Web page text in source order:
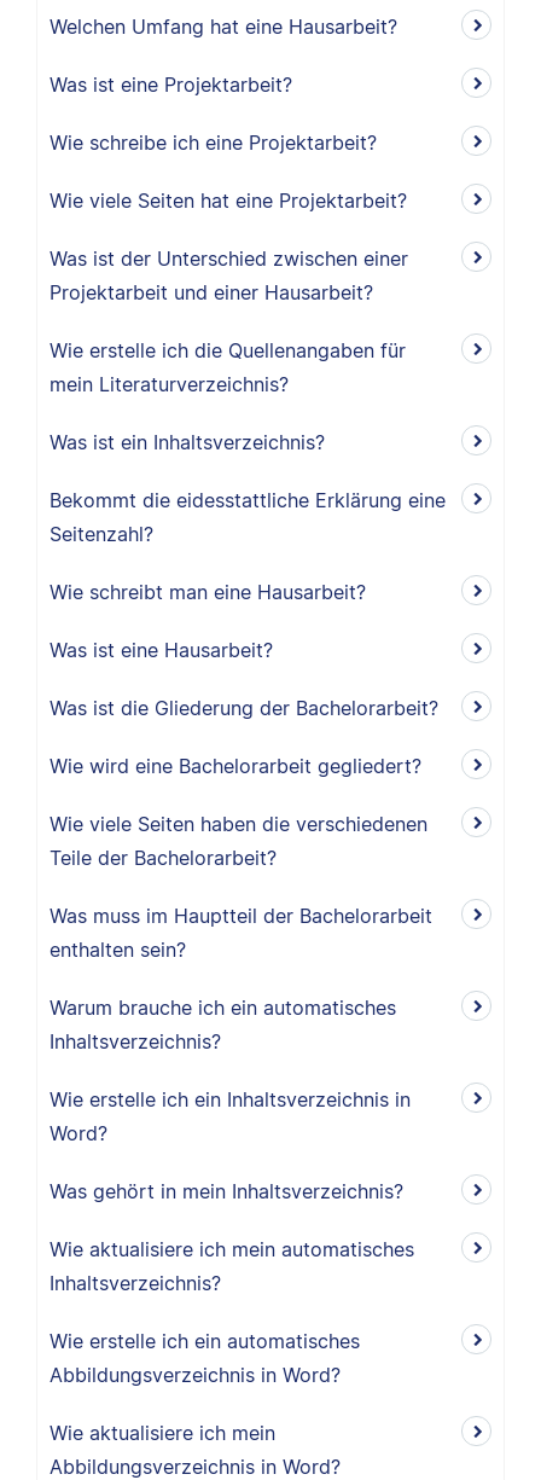
Welchen Umfang hat eine Hausarbeit?
Was ist eine Projektarbeit?
Wie schreibe ich eine Projektarbeit?
Wie viele Seiten hat eine Projektarbeit?
Was ist der Unterschied zwischen einer
Projektarbeit und einer Hausarbeit?
Wie erstelle ich die Quellenangaben für
mein Literaturverzeichnis?
Was ist ein Inhaltsverzeichnis?
Bekommt die eidesstattliche Erklärung eine
Seitenzahl?
Wie schreibt man eine Hausarbeit?
Was ist eine Hausarbeit?
Was ist die Gliederung der Bachelorarbeit?
Wie wird eine Bachelorarbeit gegliedert?
Wie viele Seiten haben die verschiedenen
Teile der Bachelorarbeit?
Was muss im Hauptteil der Bachelorarbeit
enthalten sein?
Warum brauche ich ein automatisches
Inhaltsverzeichnis?
Wie erstelle ich ein Inhaltsverzeichnis in
Word?
Was gehört in mein Inhaltsverzeichnis?
Wie aktualisiere ich mein automatisches
Inhaltsverzeichnis?
Wie erstelle ich ein automatisches
Abbildungsverzeichnis in Word?
Wie aktualisiere ich mein
Abbildungsverzeichnis in Word?